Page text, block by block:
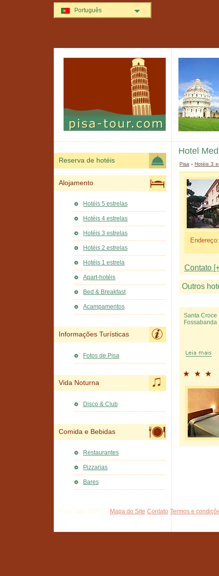
Hotel
Pisa ›Hotéis 3
Endereço:
Contato
Outros
Santa Croce
Fossabanda
Reserva de hotéis
Alojamento
Hotéis 5 estrelas
Hotéis 4 estrelas
Hotéis 3 estrelas
Hotéis 2 estrelas
Hotéis 1 estrela
Apart-hotéis
Bed & Breakfast
Acampamentos
Informações Turísticas
Fotos de Pisa
Vida Noturna
Disco & Club
Comida e Bebidas
Restaurantes
Pizzarias
Bares
Pisa Tour 2026 © Mapa do Site Contato Termos e
Português